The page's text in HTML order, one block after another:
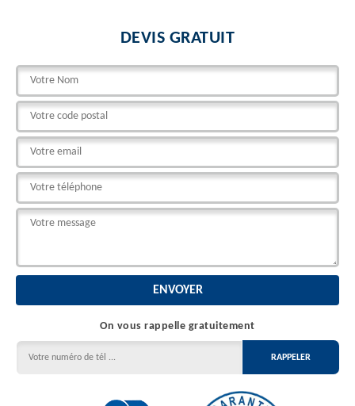
DEVIS GRATUIT
On vous rappelle gratuitement